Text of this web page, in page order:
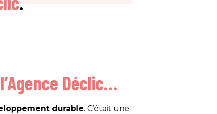
Déclic…
durable. C’était une